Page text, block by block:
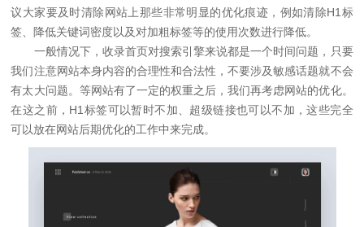
议大家要及时清除网站上那些非常明显的优化痕迹，例如清除H1标
签、降低关键词密度以及对加粗标签等的使用次数进行降低。
一般情况下，收录首页对搜索引擎来说都是一个时间问题，只要
我们注意网站本身内容的合理性和合法性，不要涉及敏感话题就不会
有太大问题。等网站有了一定的权重之后，我们再考虑网站的优化。
在这之前，H1标签可以暂时不加、超级链接也可以不加，这些完全
可以放在网站后期优化的工作中来完成。